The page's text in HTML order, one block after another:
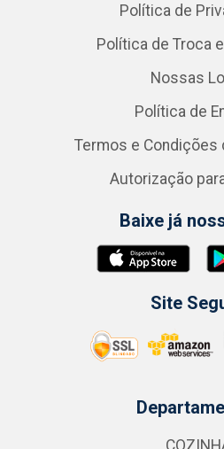
Política de
Política de Troca
Nossas
Política de
Termos e Condições
Autorização
Baixe já
Site